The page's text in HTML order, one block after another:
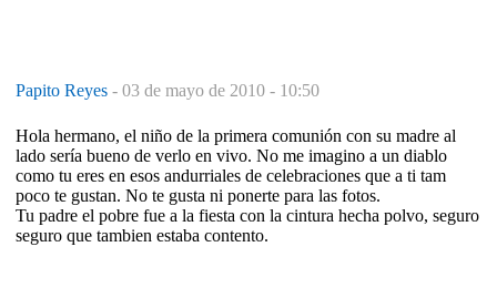
Papito Reyes - 03 de mayo de 2010 - 10:50
Hola hermano, el niño de la primera comunión con su madre al
lado sería bueno de verlo en vivo. No me imagino a un diablo
como tu eres en esos andurriales de celebraciones que a ti tam
poco te gustan. No te gusta ni ponerte para las fotos.
Tu padre el pobre fue a la fiesta con la cintura hecha polvo, seguro
seguro que tambien estaba contento.